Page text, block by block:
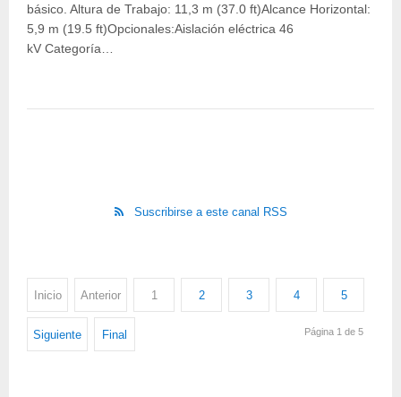
básico. Altura de Trabajo: 11,3 m (37.0 ft)Alcance Horizontal:
5,9 m (19.5 ft)Opcionales:Aislación eléctrica 46
kV Categoría…
Suscribirse a este canal RSS
Inicio Anterior 1 2 3 4 5
Siguiente Final Página 1 de 5